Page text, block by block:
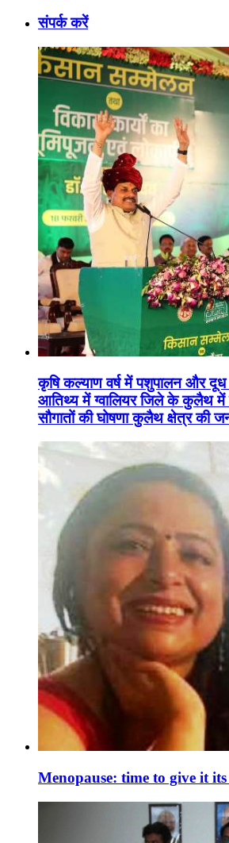
संपर्क करें
कृषि कल्याण वर्ष में पशुपालन और दूध
आतिथ्य में ग्वालियर जिले के कुलैथ में
सौगातों की घोषणा कुलैथ क्षेत्र की
Menopause: time to give it